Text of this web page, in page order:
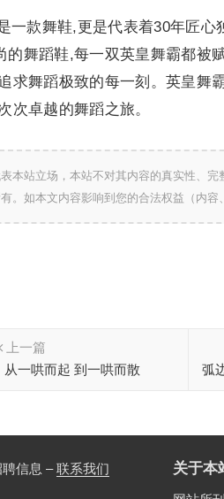
一款舞鞋,更是代表着30年匠
的舞蹈鞋,每一双英皇舞霸都被
求舞蹈极致的每一刻。英皇舞
次卓越的舞蹈之旅。
本站立场，本站不对其内容的真实性、
。如本文内容影响到您的合法权益（内容
上一篇
从一哄而起 到一哄而散
弧
聘信息 –联系我们 关于本